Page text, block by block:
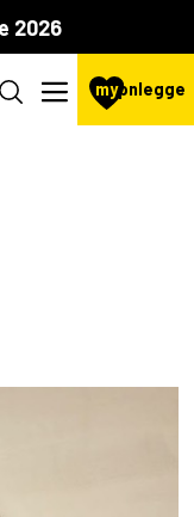
2026
mypnlegge